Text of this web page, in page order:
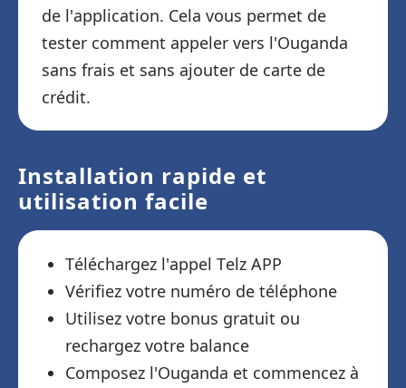
de l'application. Cela vous permet de
tester comment appeler vers l'Ouganda
sans frais et sans ajouter de carte de
crédit.
Installation rapide et
utilisation facile
Téléchargez l'appel Telz APP
Vérifiez votre numéro de téléphone
Utilisez votre bonus gratuit ou
rechargez votre balance
Composez l'Ouganda et commencez à